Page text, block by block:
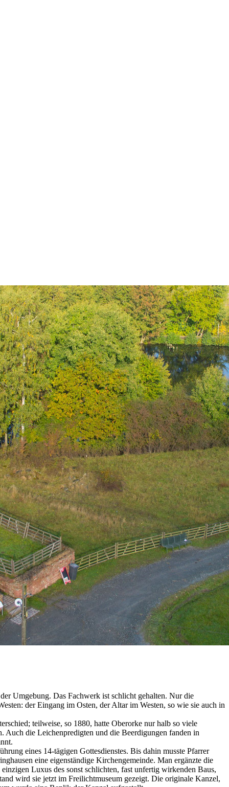
Umgebung. Das Fachwerk ist schlicht gehalten. Nur die
der Eingang im Osten, der Altar im Westen, so wie sie auch in
teilweise, so 1880, hatte Oberorke nur halb so viele
Auch die Leichenpredigten und die Beerdigungen fanden in
eines 14-tägigen Gottesdienstes. Bis dahin musste Pfarrer
eine eigenständige Kirchengemeinde. Man ergänzte die
Luxus des sonst schlichten, fast unfertig wirkenden Baus,
wird sie jetzt im Freilichtmuseum gezeigt. Die originale Kanzel,